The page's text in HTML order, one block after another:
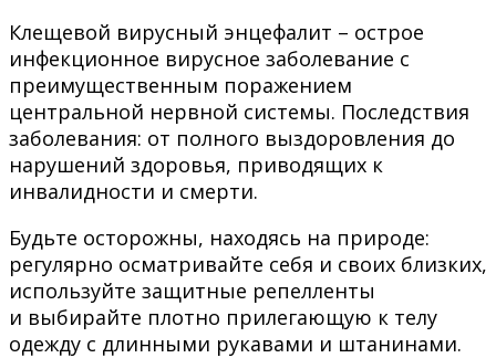
Клещевой вирусный энцефалит – острое
инфекционное вирусное заболевание с
преимущественным поражением
центральной нервной системы. Последствия
заболевания: от полного выздоровления до
нарушений здоровья, приводящих к
инвалидности и смерти.
Будьте осторожны, находясь на природе:
регулярно осматривайте себя и своих близких,
используйте защитные репелленты
и выбирайте плотно прилегающую к телу
одежду с длинными рукавами и штанинами.